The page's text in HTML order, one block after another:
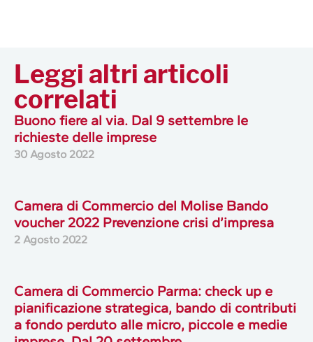
Leggi altri articoli
correlati
Buono fiere al via. Dal 9 settembre le
richieste delle imprese
30 Agosto 2022
Camera di Commercio del Molise Bando
voucher 2022 Prevenzione crisi d’impresa
2 Agosto 2022
Camera di Commercio Parma: check up e
pianificazione strategica, bando di contributi
a fondo perduto alle micro, piccole e medie